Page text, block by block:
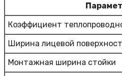
Коэффициент
Ширина лицевой
Монтажная ширина стойки